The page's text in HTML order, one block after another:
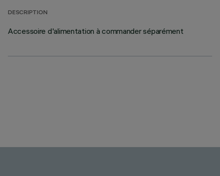
DESCRIPTION
Accessoire d'alimentation à commander séparément